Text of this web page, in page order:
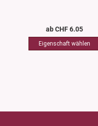
ab CHF 6.05